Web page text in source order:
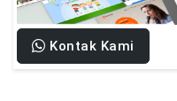
Kontak Kami